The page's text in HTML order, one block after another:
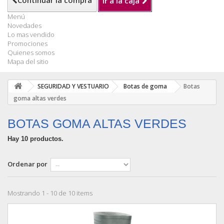
Menú
Novedades
Lo mas vendido
Promociones
Quienes somos
Mapa del sitio
SEGURIDAD Y VESTUARIO Botas de goma
Botas
goma altas verdes
BOTAS GOMA ALTAS VERDES
Hay 10 productos.
Ordenar por
Mostrando 1 - 10 de 10 items